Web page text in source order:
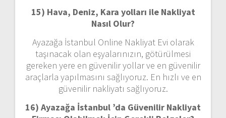
15) Hava, Deniz, Kara yolları ile Nakliyat
Nasıl Olur?
Ayazağa İstanbul Online Nakliyat Evi olarak
taşınacak olan eşyalarınızın, götürülmesi
gereken yere en güvenilir yollar ve en güvenilir
araçlarla yapılmasını sağlıyoruz. En hızlı ve en
güvenilir nakliyatı sağlıyoruz.
16) Ayazağa İstanbul ’da Güvenilir Nakliyat